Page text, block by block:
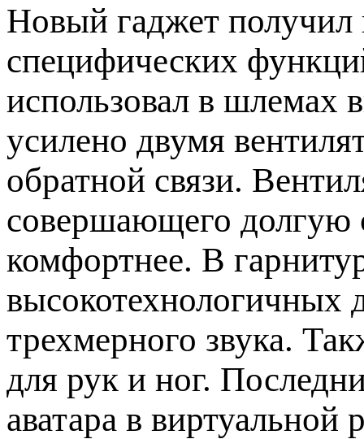
Новый гаджет получил
специфических
использовал в шлемах
усилено двумя
обратной связи.
совершающего долгую
комфортнее. В
высокотехнологичных
трехмерного звука.
для рук и ног.
аватара в виртуальной